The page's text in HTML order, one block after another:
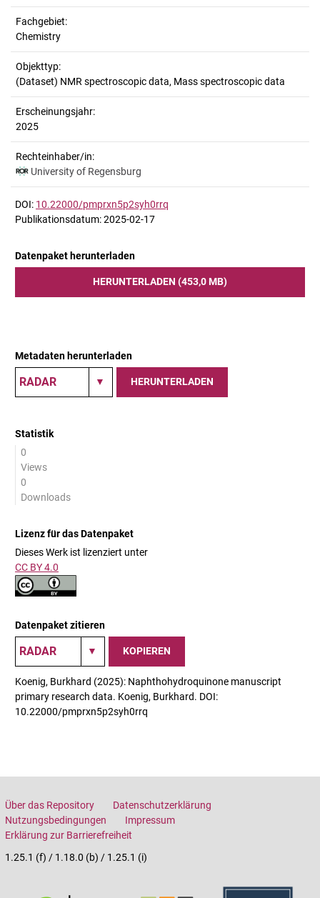
Fachgebiet:
Chemistry
Objekttyp:
(Dataset) NMR spectroscopic data, Mass spectroscopic data
Erscheinungsjahr:
2025
Rechteinhaber/in:
University of Regensburg
DOI: 10.22000/pmprxn5p2syh0rrq
Publikationsdatum: 2025-02-17
Datenpaket herunterladen
HERUNTERLADEN (453,0 MB)
Metadaten herunterladen
HERUNTERLADEN
Statistik
0
Views
0
Downloads
Lizenz für das Datenpaket
Dieses Werk ist lizenziert unter
CC BY 4.0
Datenpaket zitieren
KOPIEREN
Koenig, Burkhard (2025): Naphthohydroquinone manuscript
primary research data. Koenig, Burkhard. DOI:
10.22000/pmprxn5p2syh0rrq
Über das Repository
Datenschutzerklärung
Nutzungsbedingungen
Impressum
Erklärung zur Barrierefreiheit
1.25.1 (f) / 1.18.0 (b) / 1.25.1 (i)